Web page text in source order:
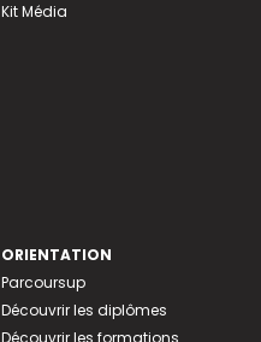
Kit Média
ORIENTATION
Parcoursup
Découvrir les diplômes